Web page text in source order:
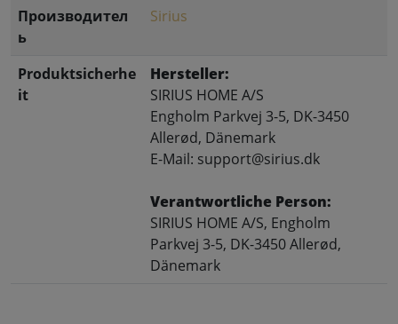
Производител
ь
Sirius
Produktsicherhe
it
Hersteller:
SIRIUS HOME A/S
Engholm Parkvej 3-5, DK-3450
Allerød, Dänemark
E-Mail: support@sirius.dk
Verantwortliche Person:
SIRIUS HOME A/S, Engholm
Parkvej 3-5, DK-3450 Allerød,
Dänemark